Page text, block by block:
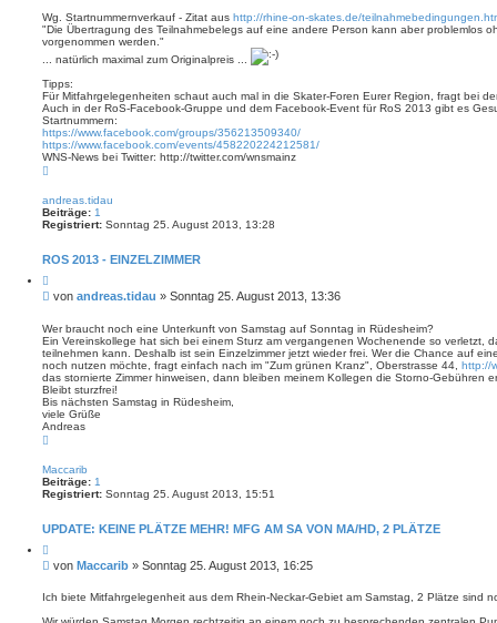
Wg. Startnummernverkauf - Zitat aus http://rhine-on-skates.de/
"Die Übertragung des Teilnahmebelegs auf eine andere Person kann aber problemlos
vorgenommen werden."
... natürlich maximal zum Originalpreis ...
Tipps:
Für Mitfahrgelegenheiten schaut auch mal in die Skater-Foren Eurer Region, fragt bei
Auch in der RoS-Facebook-Gruppe und dem Facebook-Event für RoS 2013 gibt es
Startnummern:
https://www.facebook.com/groups/356213509340/
https://www.facebook.com/events/458220224212581/
WNS-News bei Twitter: http://twitter.com/wnsmainz
h
o
b
n
andreas.tidau
Beiträge: 1
Registriert: Sonntag 25. August 2013, 13:28
ROS 2013 - EINZELZIMMER
i
t
e
r
e
n
B
i
t
r
a
g
von andreas.tidau » Sonntag 25. August 2013, 13:36
Wer braucht noch eine Unterkunft von Samstag auf Sonntag in Rüdesheim?
Ein Vereinskollege hat sich bei einem Sturz am vergangenen Wochenende so verletzt,
teilnehmen kann. Deshalb ist sein Einzelzimmer jetzt wieder frei. Wer die Chance auf
noch nutzen möchte, fragt einfach nach im "Zum grünen Kranz", Oberstrasse 44, http://
das stornierte Zimmer hinweisen, dann bleiben meinem Kollegen die Storno-Gebühren
Bleibt sturzfrei!
Bis nächsten Samstag in Rüdesheim,
viele Grüße
Andreas
h
o
b
n
Maccarib
Beiträge: 1
Registriert: Sonntag 25. August 2013, 15:51
UPDATE: KEINE PLÄTZE MEHR! MFG AM SA VON MA/HD, 2 PLÄTZE
i
t
e
e
B
i
von Maccarib » Sonntag 25. August 2013, 16:25
Ich biete Mitfahrgelegenheit aus dem Rhein-Neckar-Gebiet am Samstag, 2 Plätze sind